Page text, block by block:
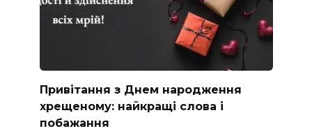
Привітання з Днем народження
хрещеному: найкращі слова і
побажання